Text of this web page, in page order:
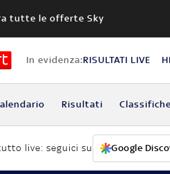
tutte le offerte Sky
In evidenza:RISULTATI LIVE
Risultati Classifiche
live: seguici su Google